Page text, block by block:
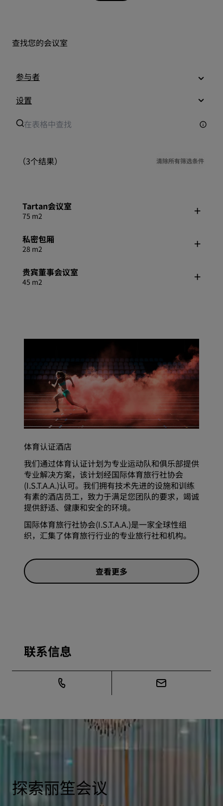
查找您的会议室
参与者
设置
（3个结果） 清除所有筛选条件
Tartan会议室
75 m2
私密包厢
28 m2
贵宾董事会议室
45 m2
体育认证酒店
我们通过体育认证计划为专业运动队和俱乐部提供
专业解决方案，该计划经国际体育旅行社协会
(I.S.T.A.A.)认可。我们拥有技术先进的设施和训练
有素的酒店员工，致力于满足您团队的要求，竭诚
提供舒适、健康和安全的环境。
国际体育旅行社协会(I.S.T.A.A.)是一家全球性组
织，汇集了体育旅行行业的专业旅行社和机构。
查看更多
联系信息
探索丽笙会议